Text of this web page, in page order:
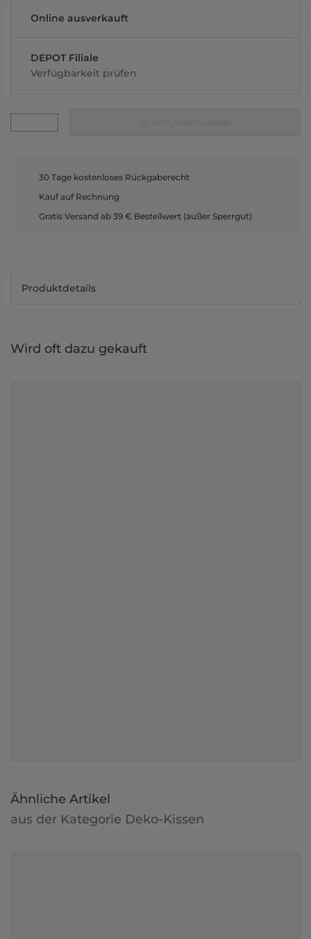
Online ausverkauft
DEPOT Filiale
Verfügbarkeit prüfen
30 Tage kostenloses Rückgaberecht
Kauf auf Rechnung
Gratis Versand ab 39 € Bestellwert (außer Sperrgut)
Produktdetails
Wird oft dazu gekauft
Ähnliche Artikel
aus der Kategorie Deko-Kissen